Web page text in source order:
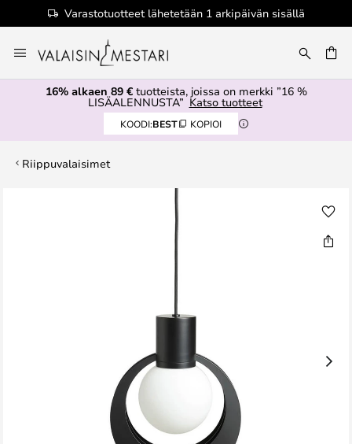
Varastotuotteet lähetetään 1 arkipäivän sisällä
to
Content
16% alkaen 89 €tuotteista, joissa on merkki ”16 %
LISÄALENNUSTA” Katso tuotteet
KOODI:BEST KOPIOI
Riippuvalaisimet